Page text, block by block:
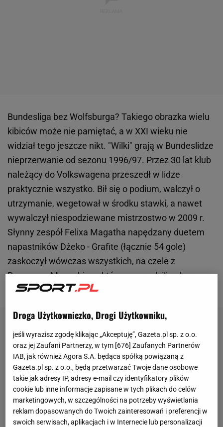
Bundesliga bez Wolfsburga? Takiego obrazka wielu
kibiców może nie pamiętać, a w XXI wieku nie
widział tego jeszcze nikt. "Wilki" grają w Bundeslidze
nieprzerwanie od sezonu 1996/97. Przez 30 lat klub
należący do Volkswagena przeszedł w lidze
praktycznie wszystko. Bił się o podium, walczył o
utrzymanie, wegetował w środku stawki, a nawet
wywalczył niespodziewane mistrzostwo w 2009 r.
Słynny zespół Felixa Magatha napędzany duetem
napastników Dżeko - Grafite (łącznie 54 gole)
zaskoczył wówczas wszystkich, na czele z
Bayernem Monachium, który wyprzedzili o dwa
punkty.
Droga Użytkowniczko, Drogi Użytkowniku,
jeśli wyrazisz zgodę klikając „Akceptuję”, Gazeta.pl sp. z o.o.
oraz jej Zaufani Partnerzy, w tym [676] Zaufanych Partnerów
IAB, jak również Agora S.A. będąca spółką powiązaną z
Gazeta.pl sp. z o.o., będą przetwarzać Twoje dane osobowe
takie jak adresy IP, adresy e-mail czy identyfikatory plików
cookie lub inne informacje zapisane w tych plikach do celów
marketingowych, w szczególności na potrzeby wyświetlania
reklam dopasowanych do Twoich zainteresowań i preferencji w
swoich serwisach, aplikacjach i w Internecie lub personalizacji